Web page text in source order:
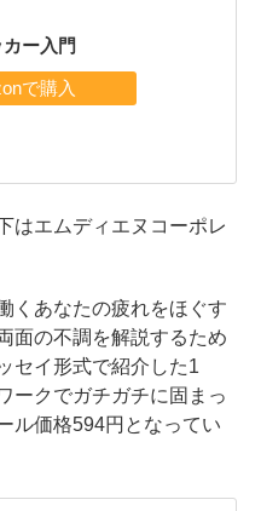
ー入門
はエムディエヌコーポレ
くあなたの疲れをほぐす
面の不調を解説するため
セイ形式で紹介した1
ークでガチガチに固まっ
ル価格594円となってい